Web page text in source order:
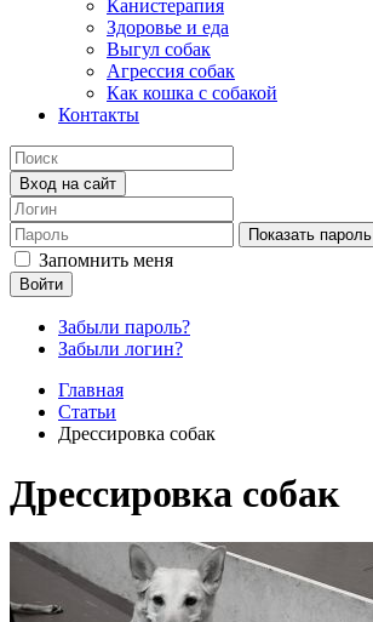
Канистерапия
Здоровье и еда
Выгул собак
Агрессия собак
Как кошка с собакой
Контакты
Вход на сайт
Показать пароль
Запомнить меня
Войти
Забыли пароль?
Забыли логин?
Главная
Статьи
Дрессировка собак
Дрессировка собак